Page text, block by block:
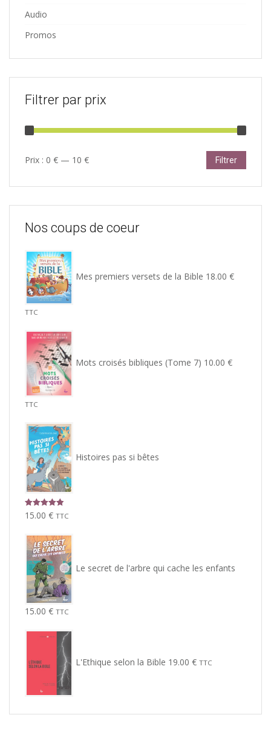
Audio
Promos
Filtrer par prix
Prix
Prix
Filtrer
Prix : 0 € — 10 €
Nos coups de coeur
Mes premiers versets de la Bible 18.00 €
TTC
Mots croisés bibliques (Tome 7) 10.00 €
TTC
Histoires pas si bêtes
Note 5.00
15.00 € TTC
Le secret de l'arbre qui cache les enfants
15.00 € TTC
L'Ethique selon la Bible 19.00 € TTC